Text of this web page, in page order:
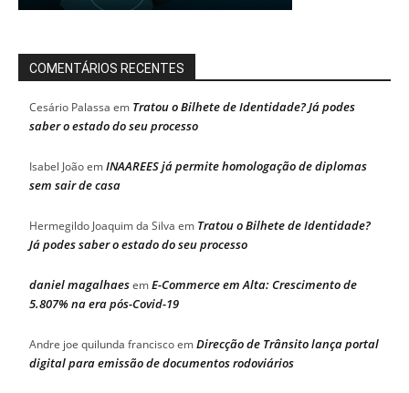
COMENTÁRIOS RECENTES
Cesário Palassa em Tratou o Bilhete de Identidade? Já podes
saber o estado do seu processo
Isabel JoãoemINAAREES já permite homologação de diplomas
sem sair de casa
Hermegildo Joaquim da Silva em Tratou o Bilhete de Identidade?
Já podes saber o estado do seu processo
daniel magalhaesemE-Commerce em Alta: Crescimento de
5.807% na era pós-Covid-19
Andre joe quilunda franciscoemDirecção de Trânsito lança portal
digital para emissão de documentos rodoviários